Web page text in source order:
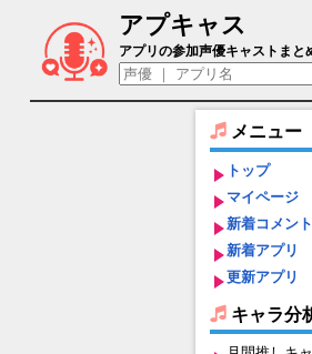
アプキャス
ジャン（声優：増田
アプリの参加声優キャストまと
メニュー
トップ
マイページ
新着コメント
新着アプリ
更新アプリ
キャラ分